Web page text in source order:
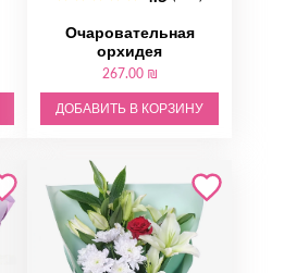
Очаровательная
орхидея
267.00 ₪
ДОБАВИТЬ В КОРЗИНУ